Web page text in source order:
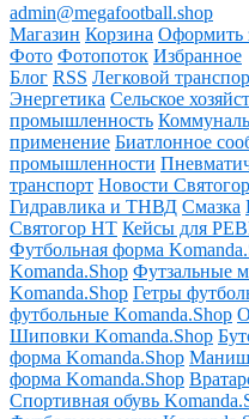
admin@megafootball.shop
Магазин Корзина Оформить
Фото Фотопоток Избранное
Блог RSS Легковой
Энергетика Сельское
промышленность
применение Биатлонное
промышленности
транспорт Новости
Гидравлика и ТНВД Смазка
Святогор НТ Кейсы для
Футбольная форма
Komanda.Shop Футзальные
Komanda.Shop Гетры
футбольные Komanda.Shop
Шиповки Komanda.Shop
форма Komanda.Shop
форма Komanda.Shop
Спортивная обувь